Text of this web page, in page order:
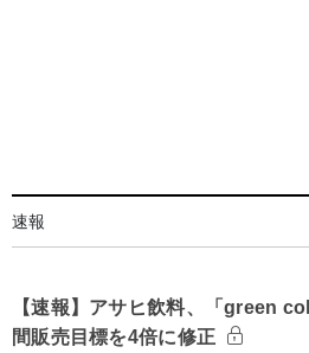
速報
【速報】アサヒ飲料、「green
間販売目標を4倍に修正